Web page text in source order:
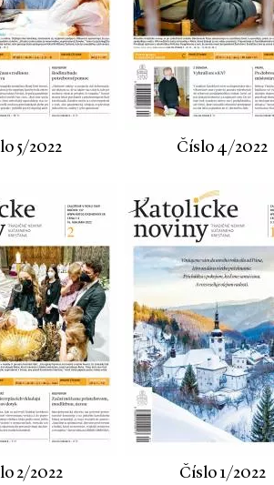
5/2022 Číslo 4/2022
2/2022 Číslo 1/2022